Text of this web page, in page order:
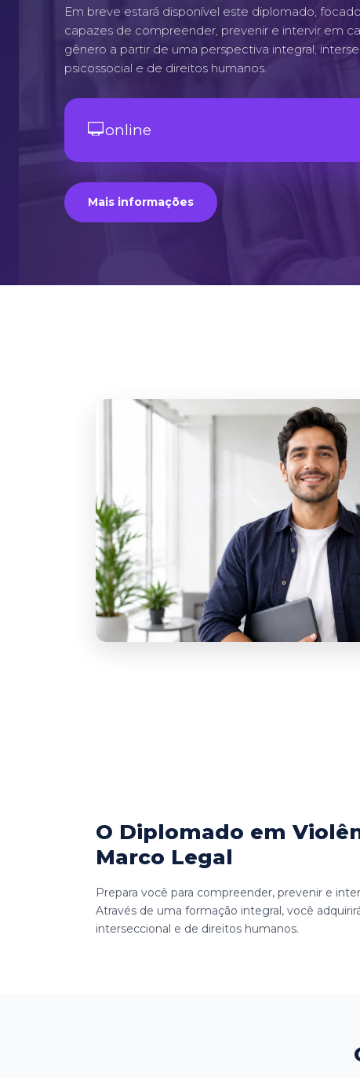
Em breve estará disponível este diplomado,
capazes de compreender, prevenir e intervir em
gênero a partir de uma perspectiva integral,
psicossocial e de direitos humanos.
online
Mais informações
O Diplomado em
Marco Legal
Prepara você para compreender, prevenir e
Através de uma formação integral, você
interseccional e de direitos humanos.